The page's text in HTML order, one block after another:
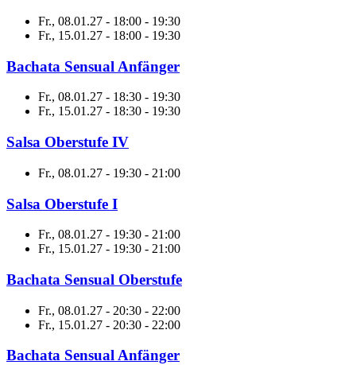
Fr., 08.01.27 - 18:00 - 19:30
Fr., 15.01.27 - 18:00 - 19:30
Bachata Sensual Anfänger
Fr., 08.01.27 - 18:30 - 19:30
Fr., 15.01.27 - 18:30 - 19:30
Salsa Oberstufe IV
Fr., 08.01.27 - 19:30 - 21:00
Salsa Oberstufe I
Fr., 08.01.27 - 19:30 - 21:00
Fr., 15.01.27 - 19:30 - 21:00
Bachata Sensual Oberstufe
Fr., 08.01.27 - 20:30 - 22:00
Fr., 15.01.27 - 20:30 - 22:00
Bachata Sensual Anfänger